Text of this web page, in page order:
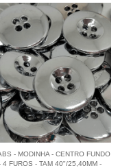
- MODINHA - CENTRO FUNDO
4 FUROS - TAM 40"/25,40MM -